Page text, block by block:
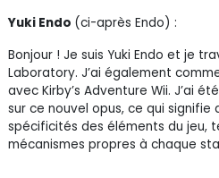
Yuki Endo (ci-après Endo) :
Bonjour ! Je suis Yuki Endo et je
Laboratory. J’ai également
avec Kirby’s Adventure Wii. J’ai
sur ce nouvel opus, ce qui signifie
spécificités des éléments du jeu,
mécanismes propres à chaque